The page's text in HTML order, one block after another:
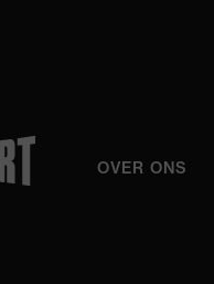
OVER ONS